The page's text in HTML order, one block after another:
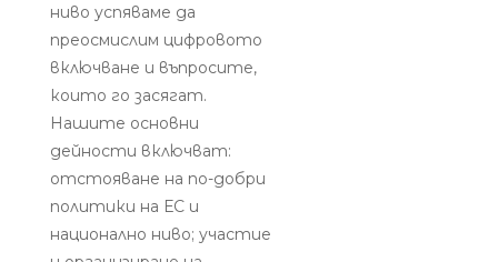
ниво успяваме да
преосмислим цифровото
включване и въпросите,
които го засягат.
Нашите основни
дейности включват:
отстояване на по-добри
политики на ЕС и
национално ниво; участие